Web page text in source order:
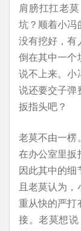
肩膀扛扛老
坑？顺着小冯
没有挖好，有
倒在其中一个
说不上来。小
说还要交子弹
扳指头吧？
老莫不由一楞
在办公室里扳
因此其中的
且老莫认为
重从快的严打
接。老莫想